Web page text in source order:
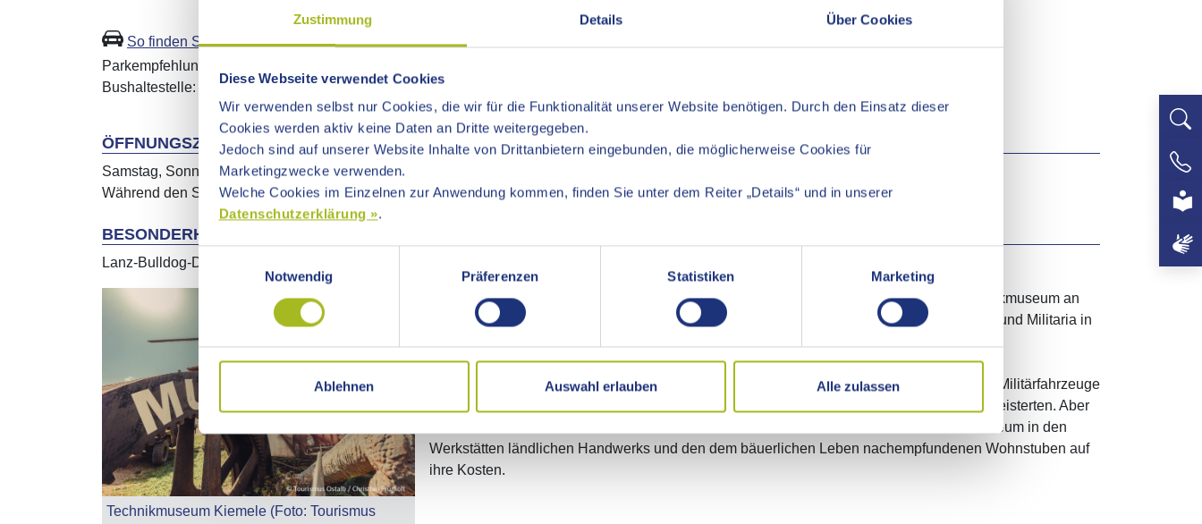
Zustimmung Details Über Cookies
Diese Webseite verwendet Cookies
Wir verwenden selbst nur Cookies, die wir für die Funktionalität unserer Website benötigen. Durch den Einsatz dieser
Cookies werden aktiv keine Daten an Dritte weitergegeben.
Jedoch sind auf unserer Website Inhalte von Drittanbietern eingebunden, die möglicherweise Cookies für
Marketingzwecke verwenden.
Welche Cookies im Einzelnen zur Anwendung kommen, finden Sie unter dem Reiter „Details“ und in unserer
Datenschutzerklärung ».
Einwilligungsauswahl
Notwendig
Präferenzen Statistiken Marketing
Ablehnen Auswahl erlauben Alle zulassen
So finden Sie zu uns
Parkempfehlung: Vor dem Museum
Bushaltestelle: Seifertshofen
ÖFFNUNGSZEITEN
Samstag, Sonntag und Feiertage: 11:00-17:00 Uhr
Während den Sommerferien Freitag, Samstag, Sonntag und Montag: 11:00-17:00 Uhr
BESONDERHEITEN
Lanz-Bulldog-Dampffestival, Gastronomie im "Museumsstüble"
Technikmuseum Kiemele (Foto: Tourismus
Wer auf Entdeckungsreise gehen möchte, ist sicher im Schwäbischen Bauern- und Technikmuseum an
der richtigen Adresse. Die Privatsammlung umfasst Exponate aus Landwirtschaft, Technik und Militaria in
Straßenbahnwaggons, Feuerwehrfahrzeuge und Oldtimer, Flugzeuge, Hubschrauber und Militärfahrzeuge
sowie landwirtschaftliche Maschinen und Kleingeräte faszinieren nicht nur die Technikbegeisterten. Aber
auch die Freunde des klassischen Heimatmuseums kommen im Bauern- und Technikmuseum in den
Werkstätten ländlichen Handwerks und den dem bäuerlichen Leben nachempfundenen Wohnstuben auf
ihre Kosten.